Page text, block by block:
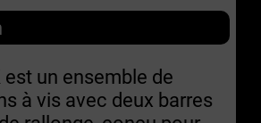
est un ensemble de
à vis avec deux barres